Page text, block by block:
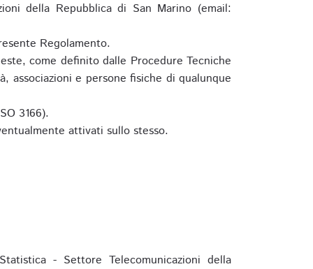
della Repubblica di San Marino (email:
Regolamento.
come definito dalle Procedure Tecniche
associazioni e persone fisiche di qualunque
3166).
attivati sullo stesso.
- Settore Telecomunicazioni della